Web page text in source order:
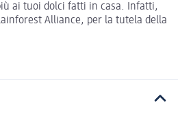
ai tuoi dolci fatti in casa. Infatti,
Alliance, per la tutela della